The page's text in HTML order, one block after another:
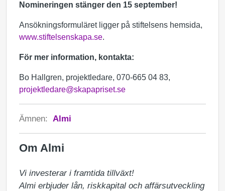
Nomineringen stänger den 15 september!
Ansökningsformuläret ligger på stiftelsens hemsida,
www.stiftelsenskapa.se.
För mer information, kontakta:
Bo Hallgren, projektledare, 070-665 04 83,
projektledare@skapapriset.se
Ämnen: Almi
Om Almi
Vi investerar i framtida tillväxt!
Almi erbjuder lån, riskkapital och affärsutveckling